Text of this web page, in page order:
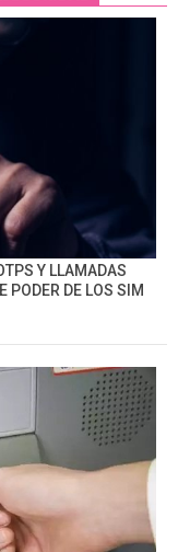
Y LLAMADAS
PODER DE LOS SIM